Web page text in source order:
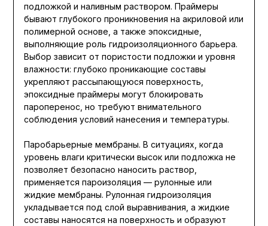
подложкой и наливным раствором. Праймеры
бывают глубокого проникновения на акриловой или
полимерной основе, а также эпоксидные,
выполняющие роль гидроизоляционного барьера.
Выбор зависит от пористости подложки и уровня
влажности: глубоко проникающие составы
укрепляют рассыпающуюся поверхность,
эпоксидные праймеры могут блокировать
пароперенос, но требуют внимательного
соблюдения условий нанесения и температуры.
Паробарьерные мембраны. В ситуациях, когда
уровень влаги критически высок или подложка не
позволяет безопасно наносить раствор,
применяется пароизоляция — рулонные или
жидкие мембраны. Рулонная гидроизоляция
укладывается под слой выравнивания, а жидкие
составы наносятся на поверхность и образуют